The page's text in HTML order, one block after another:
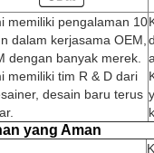
memiliki pengalaman 10
dalam kerjasama OEM,
dengan banyak merek.
memiliki tim R & D dari
desain baru terus
yang Aman